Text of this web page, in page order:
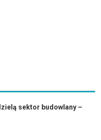
sektor budowlany –